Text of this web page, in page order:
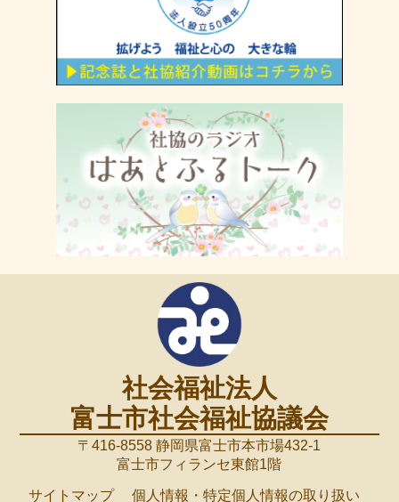
社会福祉法人
富士市社会福祉協議会
〒416-8558 静岡県富士市本市場432-1
富士市フィランセ東館1階
サイトマップ 個人情報・特定個人情報の取り扱い